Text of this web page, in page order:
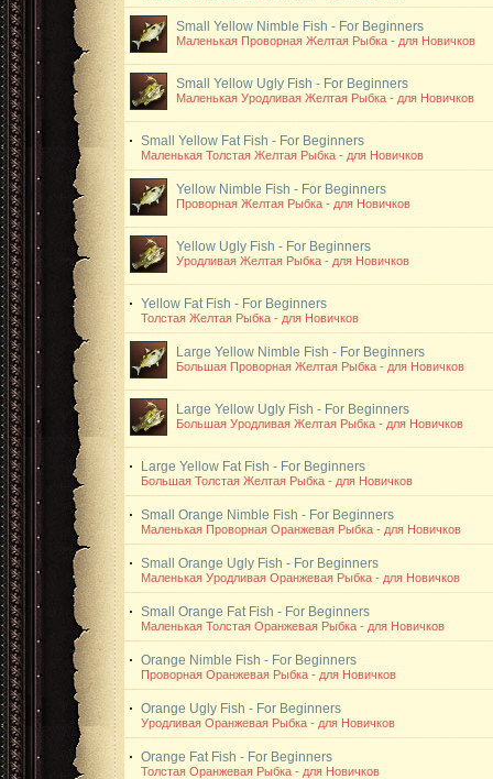
Small Yellow Nimble Fish - For Beginners
Маленькая Проворная Желтая Рыбка - для Новичков
Small Yellow Ugly Fish - For Beginners
Маленькая Уродливая Желтая Рыбка - для Новичков
Small Yellow Fat Fish - For Beginners
Маленькая Толстая Желтая Рыбка - для Новичков
Yellow Nimble Fish - For Beginners
Проворная Желтая Рыбка - для Новичков
Yellow Ugly Fish - For Beginners
Уродливая Желтая Рыбка - для Новичков
Yellow Fat Fish - For Beginners
Толстая Желтая Рыбка - для Новичков
Large Yellow Nimble Fish - For Beginners
Большая Проворная Желтая Рыбка - для Новичков
Large Yellow Ugly Fish - For Beginners
Большая Уродливая Желтая Рыбка - для Новичков
Large Yellow Fat Fish - For Beginners
Большая Толстая Желтая Рыбка - для Новичков
Small Orange Nimble Fish - For Beginners
Маленькая Проворная Оранжевая Рыбка - для Новичков
Small Orange Ugly Fish - For Beginners
Маленькая Уродливая Оранжевая Рыбка - для Новичков
Small Orange Fat Fish - For Beginners
Маленькая Толстая Оранжевая Рыбка - для Новичков
Orange Nimble Fish - For Beginners
Проворная Оранжевая Рыбка - для Новичков
Orange Ugly Fish - For Beginners
Уродливая Оранжевая Рыбка - для Новичков
Orange Fat Fish - For Beginners
Толстая Оранжевая Рыбка - для Новичков